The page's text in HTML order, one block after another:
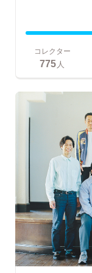
コレクター
775 人